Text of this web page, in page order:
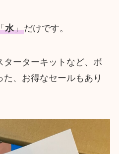
水」だけです。
ターターキットなど、ボ
た、お得なセールもあり